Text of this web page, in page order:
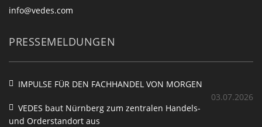
info@vedes.com
PRESSEMELDUNGEN
IMPULSE FÜR DEN FACHHANDEL VON MORGEN
03.07.2026
VEDES baut Nürnberg zum zentralen Handels-
und Orderstandort aus